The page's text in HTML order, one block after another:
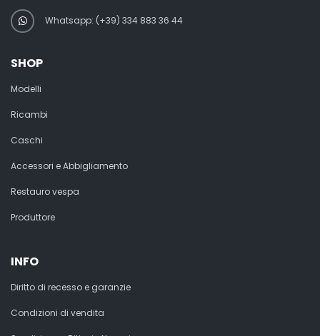
Whatsapp: (+39) 334 883 36 44
SHOP
Modelli
Ricambi
Caschi
Accessori e Abbigliamento
Restauro vespa
Produttore
INFO
Diritto di recesso e garanzie
Condizioni di vendita